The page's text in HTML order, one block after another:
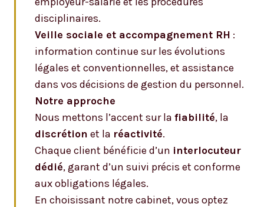
disciplinaires.
Veille sociale et accompagnement RH :
information continue sur les évolutions
légales et conventionnelles, et assistance
dans vos décisions de gestion du personnel.
Notre approche
Nous mettons l’accent sur la fiabilité, la
discrétion et la réactivité.
Chaque client bénéficie d’un interlocuteur
dédié, garant d’un suivi précis et conforme
aux obligations légales.
En choisissant notre cabinet, vous optez